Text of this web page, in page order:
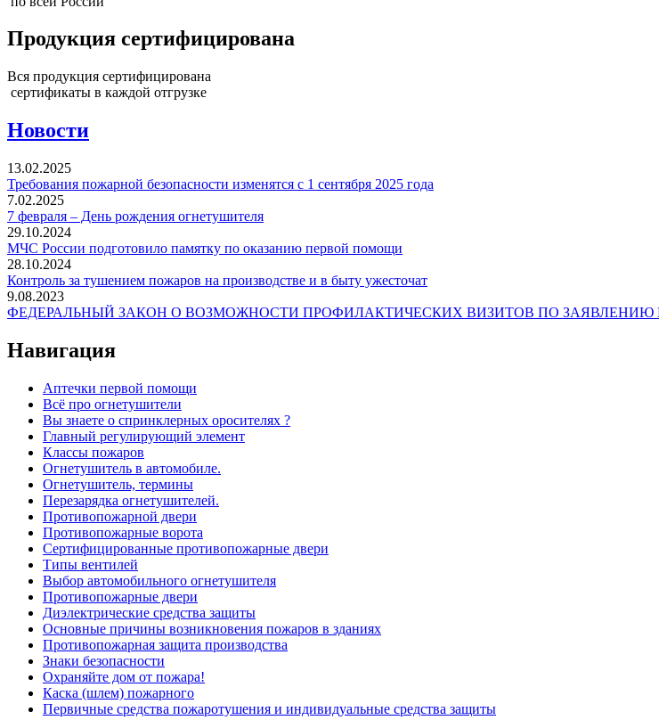
Продукция сертифицирована
Вся продукция сертифицирована
сертификаты в каждой отгрузке
Новости
13.02.2025
Требования пожарной безопасности изменятся с 1 сентября 2025 года
7.02.2025
7 февраля – День рождения огнетушителя
29.10.2024
МЧС России подготовило памятку по оказанию первой помощи
28.10.2024
Контроль за тушением пожаров на производстве и в быту ужесточат
9.08.2023
ФЕДЕРАЛЬНЫЙ ЗАКОН О ВОЗМОЖНОСТИ ПРОФИЛАКТИЧЕСКИХ ВИЗИТОВ ПО
Навигация
Аптечки первой помощи
Всё про огнетушители
Вы знаете о спринклерных оросителях ?
Главный регулирующий элемент
Классы пожаров
Огнетушитель в автомобиле.
Огнетушитель, термины
Перезарядка огнетушителей.
Противопожарной двери
Противопожарные ворота
Сертифицированные противопожарные двери
Типы вентилей
Выбор автомобильного огнетушителя
Противопожарные двери
Диэлектрические средства защиты
Основные причины возникновения пожаров в зданиях
Противопожарная защита производства
Знаки безопасности
Охраняйте дом от пожара!
Каска (шлем) пожарного
Первичные средства пожаротушения и индивидуальные средства защиты